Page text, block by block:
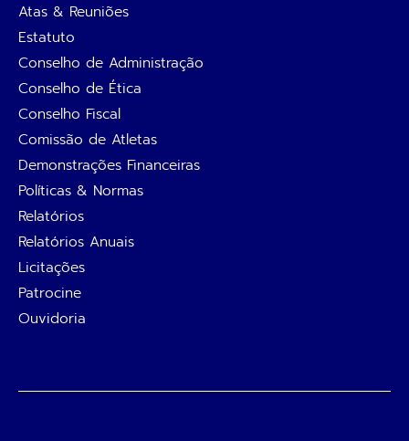
Atas & Reuniões
Estatuto
Conselho de Administração
Conselho de Ética
Conselho Fiscal
Comissão de Atletas
Demonstrações Financeiras
Políticas & Normas
Relatórios
Relatórios Anuais
Licitações
Patrocine
Ouvidoria